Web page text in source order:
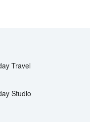
Travel
Studio